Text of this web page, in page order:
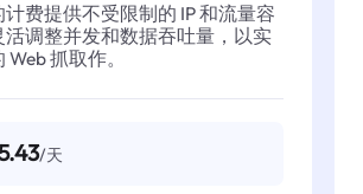
费提供不受限制的 IP 和流量容
调整并发和数据吞吐量，以实
抓取作。
/天